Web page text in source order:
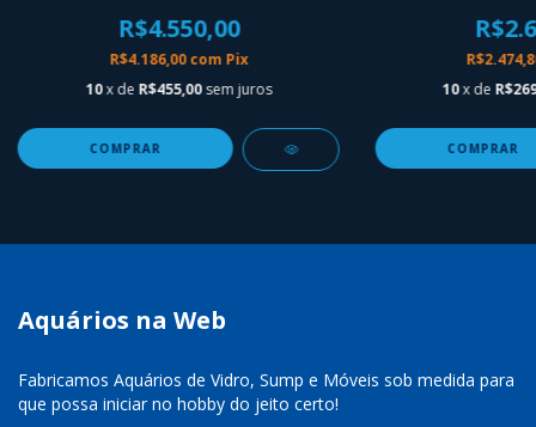
R$4.550,00
R$4.186,00com Pix
10x de R$455,00 sem juros
10x de
Aquários na Web
Fabricamos Aquários de Vidro, Sump e Móveis sob medida para
que possa iniciar no hobby do jeito certo!